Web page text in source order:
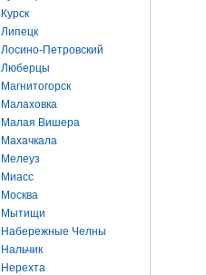
Курск
Липецк
Лосино-Петровский
Люберцы
Магнитогорск
Малаховка
Малая Вишера
Махачкала
Мелеуз
Миасс
Москва
Мытищи
Набережные Челны
Нальчик
Нерехта